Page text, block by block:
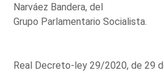
Narváez Bandera, del
Grupo Parlamentario Socialista.
Real Decreto-ley 29/2020, de 29